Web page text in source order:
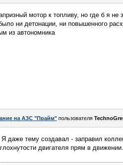
мотор к топливу, но где б я не
ни детонации, ни повышенного
из автономника
на АЗС "Прайм" пользователя
даже тему создавал - заправил
двигателя прям в движении.